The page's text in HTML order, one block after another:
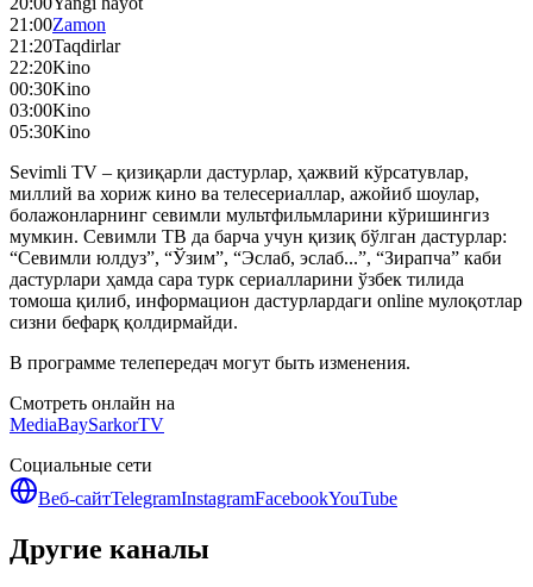
21:00Zamon
21:20Taqdirlar
22:20Kino
00:30Kino
03:00Kino
05:30Kino
Sevimli TV – қизиқарли дастурлар, ҳажвий кўрсатувлар,
миллий ва хориж кино ва телесериаллар, ажойиб шоулар,
болажонларнинг севимли мультфильмларини кўришингиз
мумкин. Севимли ТВ да барча учун қизиқ бўлган дастурлар:
“Севимли юлдуз”, “Ўзим”, “Эслаб, эслаб...”, “Зирапча” каби
дастурлари ҳамда сара турк сериалларини ўзбек тилида
томоша қилиб, информацион дастурлардаги online мулоқотлар
сизни бефарқ қолдирмайди.
В программе телепередач могут быть изменения.
Смотреть онлайн на
MediaBaySarkorTV
Социальные сети
Веб-сайтTelegramInstagramFacebookYouTube
Другие каналы